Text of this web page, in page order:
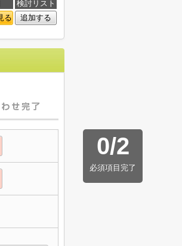
検討リスト
る 追加する
0/2
必須項目完了